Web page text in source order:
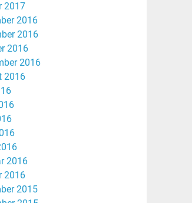
2017
2016
2016
2016
2016
2016
2016
2016
2015